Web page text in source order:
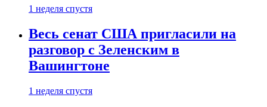
1 неделя спустя
Весь сенат США пригласили на
разговор с Зеленским в
Вашингтоне
1 неделя спустя